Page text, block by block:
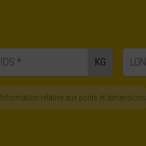
KG
LONG.
Information relative aux poids et dimensions